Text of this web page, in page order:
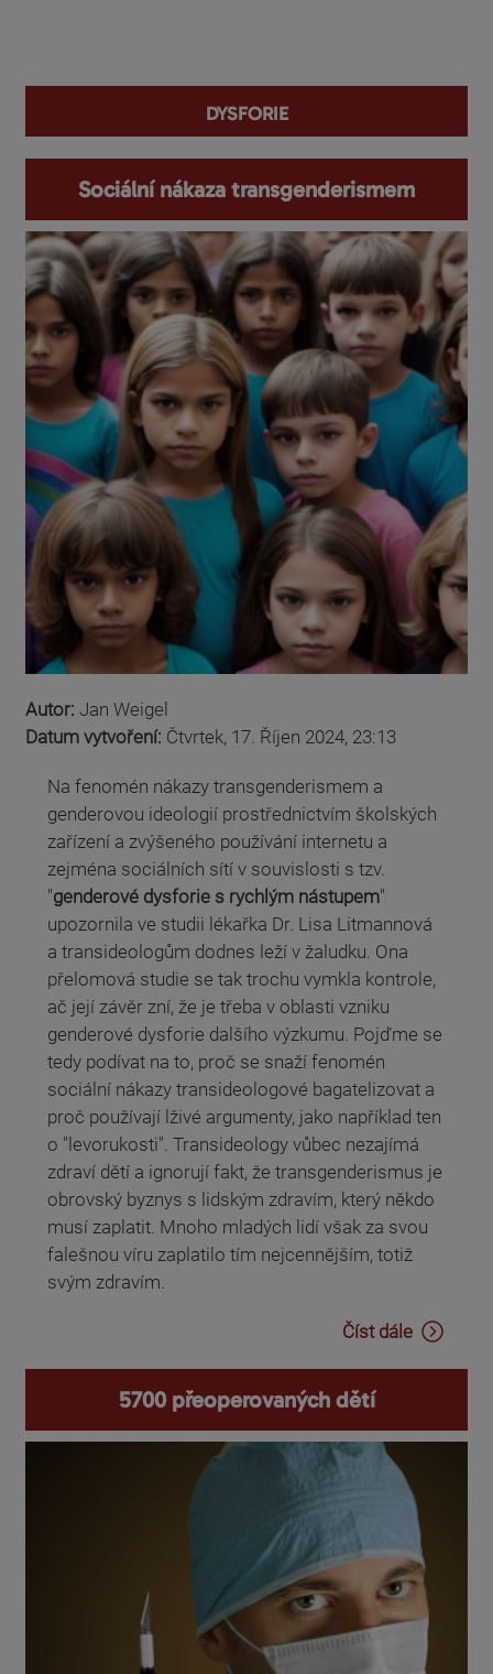
dysforie
Sociální nákaza transgenderismem
Autor: Jan Weigel
Datum vytvoření: Čtvrtek, 17. Říjen 2024, 23:13
Na fenomén nákazy transgenderismem a
genderovou ideologií prostřednictvím školských
zařízení a zvýšeného používání internetu a
zejména sociálních sítí v souvislosti s tzv.
"genderové dysforie s rychlým nástupem"
upozornila ve studii lékařka Dr. Lisa Litmannová
a transideologům dodnes leží v žaludku. Ona
přelomová studie se tak trochu vymkla kontrole,
ač její závěr zní, že je třeba v oblasti vzniku
genderové dysforie dalšího výzkumu. Pojďme se
tedy podívat na to, proč se snaží fenomén
sociální nákazy transideologové bagatelizovat a
proč používají lživé argumenty, jako například ten
o "levorukosti". Transideology vůbec nezajímá
zdraví dětí a ignorují fakt, že transgenderismus je
obrovský byznys s lidským zdravím, který někdo
musí zaplatit. Mnoho mladých lidí však za svou
falešnou víru zaplatilo tím nejcennějším, totiž
svým zdravím.
Číst dále
5700 přeoperovaných dětí